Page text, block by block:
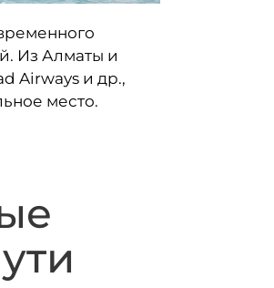
Из Алматы и
Airways и др.,
место.